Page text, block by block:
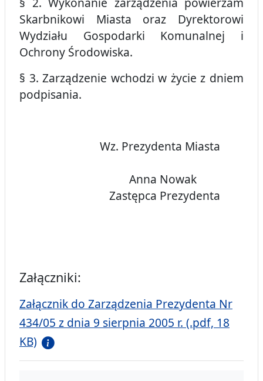
Skarbnikowi Miasta oraz Dyrektorowi
Wydziału Gospodarki Komunalnej i
Ochrony Środowiska.
§ 3. Zarządzenie wchodzi w życie z dniem
podpisania.
Wz. Prezydenta Miasta
Anna Nowak
Zastępca Prezydenta
Załączniki:
Załącznik do Zarządzenia Prezydenta Nr
434/05 z dnia 9 sierpnia 2005 r. (.pdf, 18
KB)